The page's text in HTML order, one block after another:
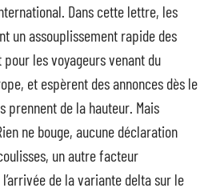
Dans cette lettre, les
un assouplissement rapide des
les voyageurs venant du
et espèrent des annonces dès le
prennent de la hauteur. Mais
ne bouge, aucune déclaration
un autre facteur
de la variante delta sur le